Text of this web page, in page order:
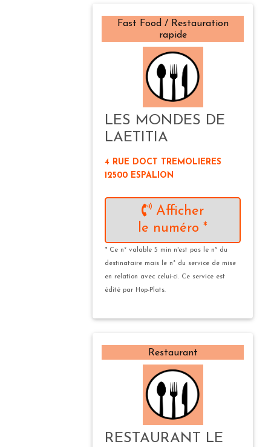
Fast Food / Restauration
rapide
LES MONDES DE
LAETITIA
4 RUE DOCT TREMOLIERES
12500 ESPALION
Afficher
le numéro *
* Ce n° valable 5 min n'est pas le n° du
destinataire mais le n° du service de mise
en relation avec celui-ci. Ce service est
édité par Hop-Plats.
Restaurant
RESTAURANT LE